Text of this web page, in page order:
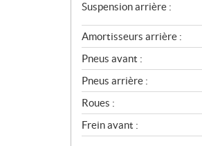
Suspension arrière :
Amortisseurs arrière :
Pneus avant :
Pneus arrière :
Roues :
Frein avant :